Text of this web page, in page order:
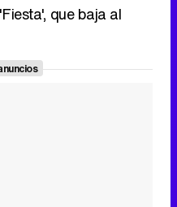
que baja al